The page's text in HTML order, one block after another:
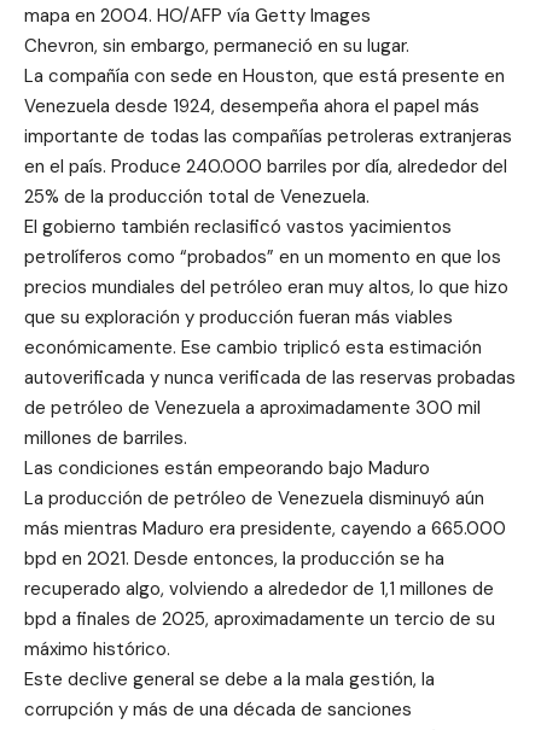
mapa en 2004. HO/AFP vía Getty Images
Chevron, sin embargo, permaneció en su lugar.
La compañía con sede en Houston, que está presente en
Venezuela desde 1924, desempeña ahora el papel más
importante de todas las compañías petroleras extranjeras
en el país. Produce 240.000 barriles por día, alrededor del
25% de la producción total de Venezuela.
El gobierno también reclasificó vastos yacimientos
petrolíferos como “probados” en un momento en que los
precios mundiales del petróleo eran muy altos, lo que hizo
que su exploración y producción fueran más viables
económicamente. Ese cambio triplicó esta estimación
autoverificada y nunca verificada de las reservas probadas
de petróleo de Venezuela a aproximadamente 300 mil
millones de barriles.
Las condiciones están empeorando bajo Maduro
La producción de petróleo de Venezuela disminuyó aún
más mientras Maduro era presidente, cayendo a 665.000
bpd en 2021. Desde entonces, la producción se ha
recuperado algo, volviendo a alrededor de 1,1 millones de
bpd a finales de 2025, aproximadamente un tercio de su
máximo histórico.
Este declive general se debe a la mala gestión, la
corrupción y más de una década de sanciones